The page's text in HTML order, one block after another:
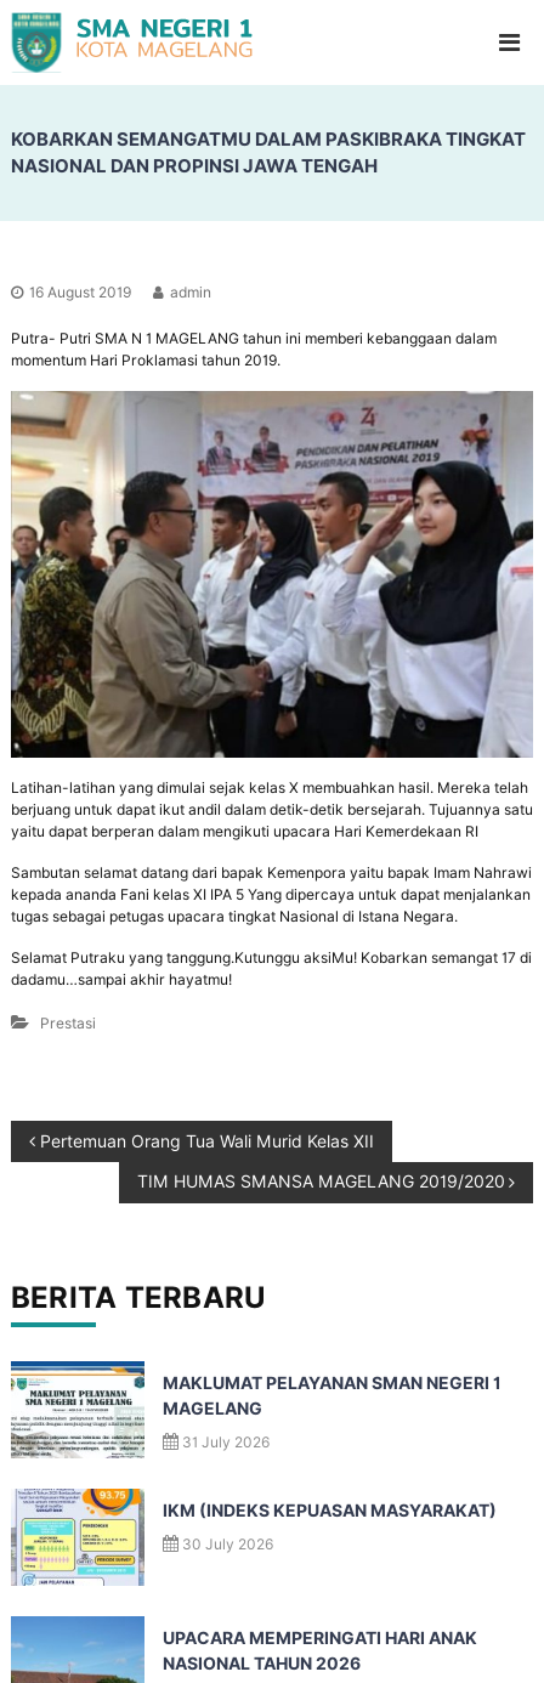
A
e
g
a
e
l
a
n
g
d
o
l
i
l
KOBARKAN SEMANGATMU DALAM PASKIBRAKA TINGKAT
NASIONAL DAN PROPINSI JAWA TENGAH
16 August 2019 admin
Putra- Putri SMA N 1 MAGELANG tahun ini memberi kebanggaan dalam
momentum Hari Proklamasi tahun 2019.
Latihan-latihan yang dimulai sejak kelas X membuahkan hasil. Mereka telah
berjuang untuk dapat ikut andil dalam detik-detik bersejarah. Tujuannya satu
yaitu dapat berperan dalam mengikuti upacara Hari Kemerdekaan RI
Sambutan selamat datang dari bapak Kemenpora yaitu bapak Imam Nahrawi
kepada ananda Fani kelas XI IPA 5 Yang dipercaya untuk dapat menjalankan
tugas sebagai petugas upacara tingkat Nasional di Istana Negara.
Selamat Putraku yang tanggung.Kutunggu aksiMu! Kobarkan semangat 17 di
dadamu…sampai akhir hayatmu!
Prestasi
Pertemuan Orang Tua Wali Murid Kelas XII
TIM HUMAS SMANSA MAGELANG 2019/2020
BERITA TERBARU
MAKLUMAT PELAYANAN SMAN NEGERI 1
MAGELANG
31 July 2026
IKM (INDEKS KEPUASAN MASYARAKAT)
30 July 2026
UPACARA MEMPERINGATI HARI ANAK
NASIONAL TAHUN 2026